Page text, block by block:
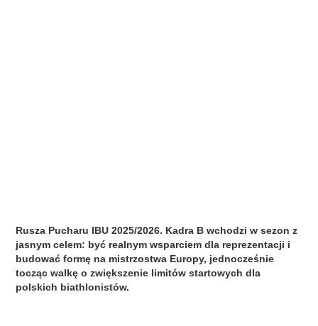
Rusza Pucharu IBU 2025/2026. Kadra B wchodzi w sezon z
jasnym celem: być realnym wsparciem dla reprezentacji i
budować formę na mistrzostwa Europy, jednocześnie
tocząc walkę o zwiększenie limitów startowych dla
polskich biathlonistów.